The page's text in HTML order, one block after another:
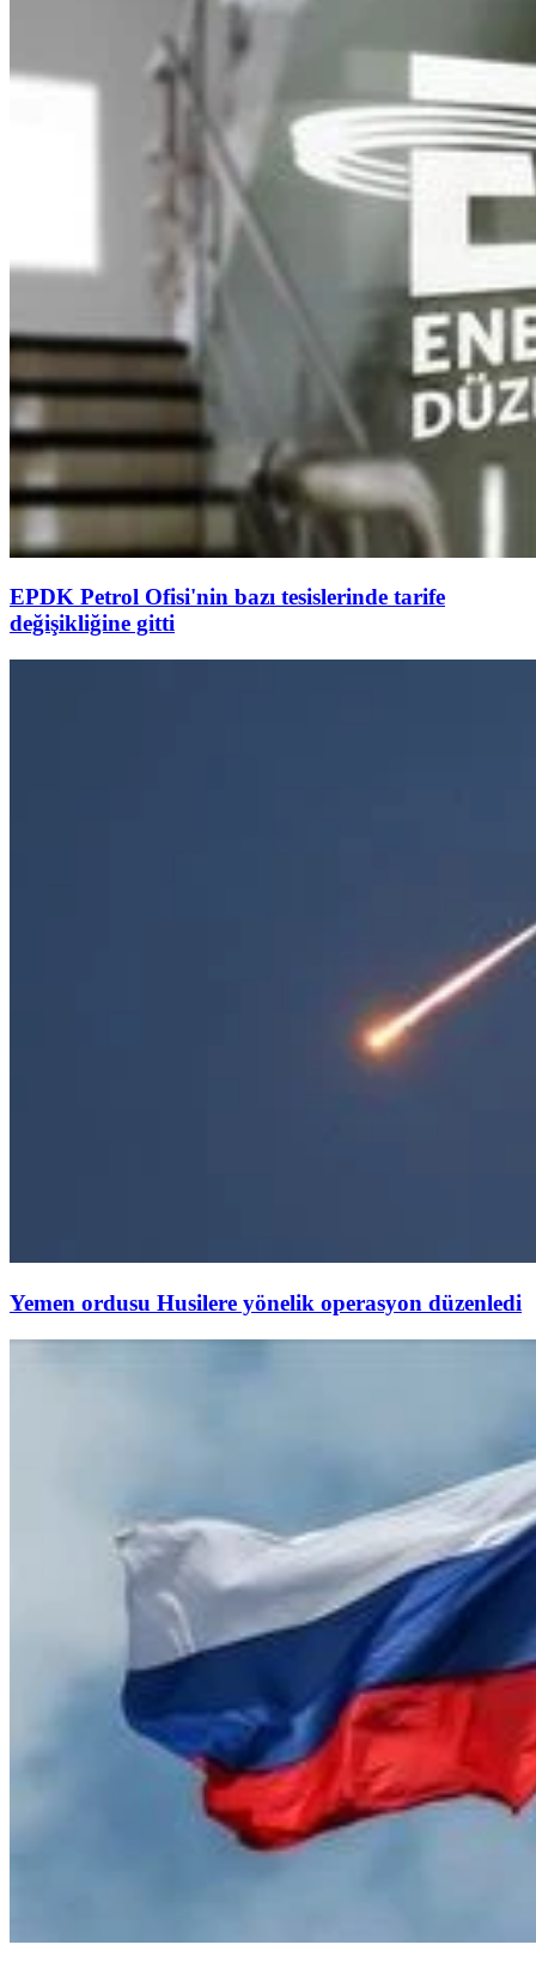
EPDK Petrol Ofisi'nin bazı tesislerinde tarife
değişikliğine gitti
Yemen ordusu Husilere yönelik operasyon düzenledi